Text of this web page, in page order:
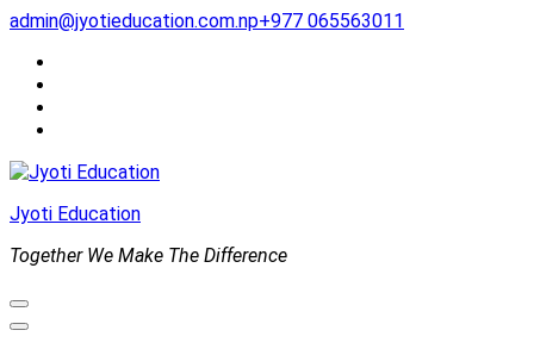
Skip
content
(Press
Enter)
admin@jyotieducation.com.np+977 065563011
Jyoti Education
Together We Make The Difference